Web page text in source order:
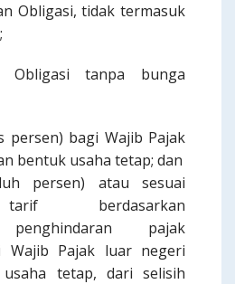
Obligasi, tidak termasuk
Obligasi tanpa bunga
persen) bagi Wajib Pajak
bentuk usaha tetap; dan
persen) atau sesuai
berdasarkan
penghindaran pajak
Wajib Pajak luar negeri
tetap, dari selisih